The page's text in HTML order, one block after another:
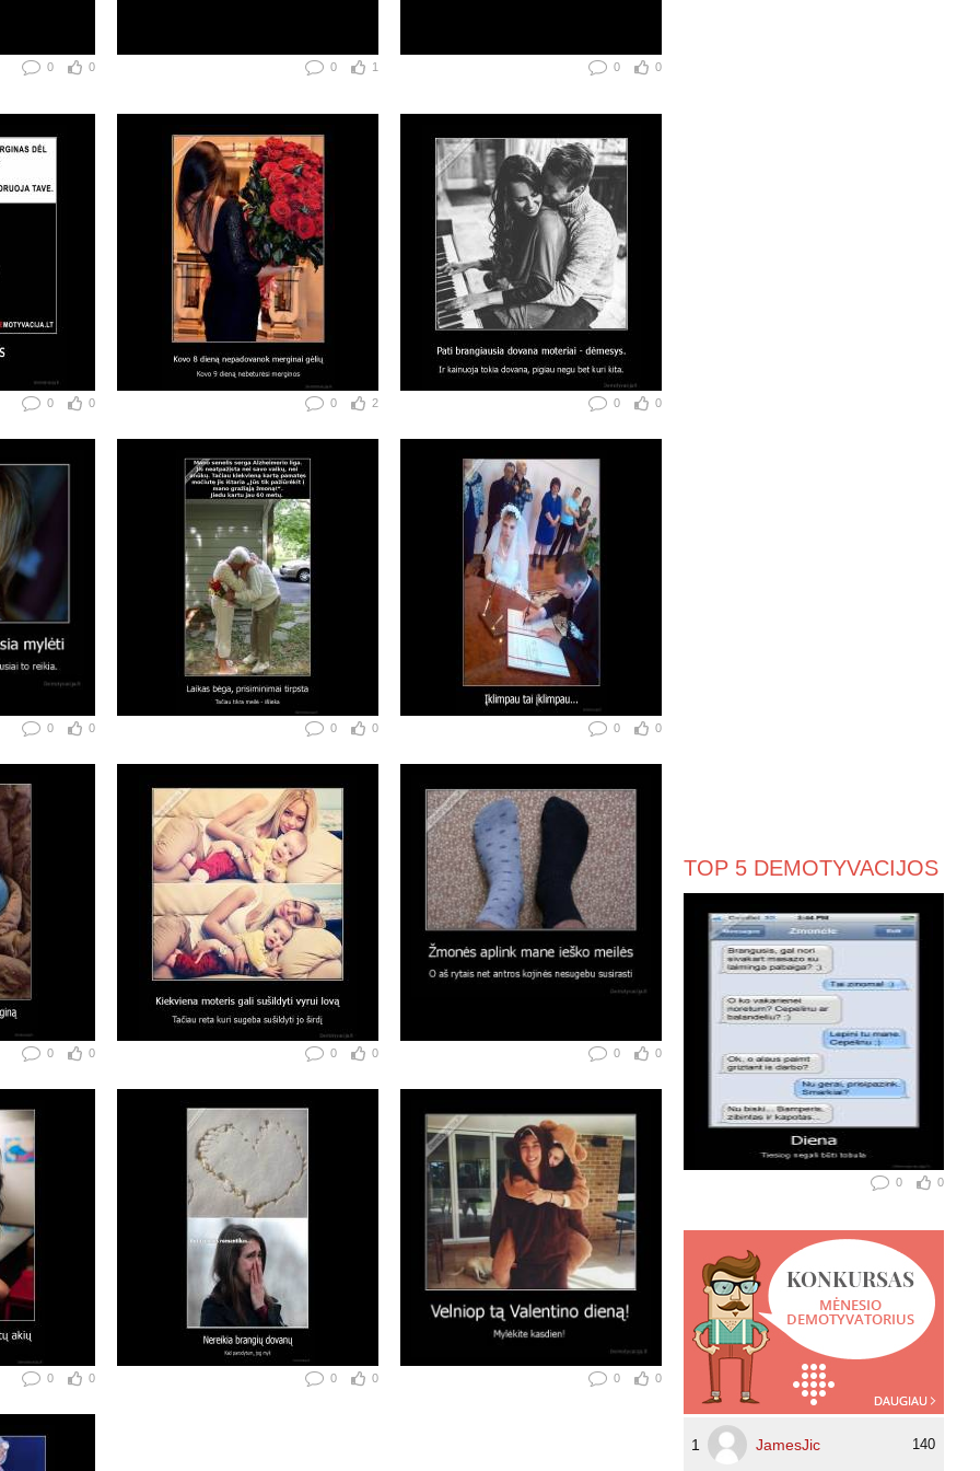
0 0 0 1 0 0
0 0 0 2 0 0
0 0 0 0 0 0
0 0 0 0 0 0
0 0 0 0 0 0
TOP 5 DEMOTYVACIJOS
0 0
1 JamesJic 140